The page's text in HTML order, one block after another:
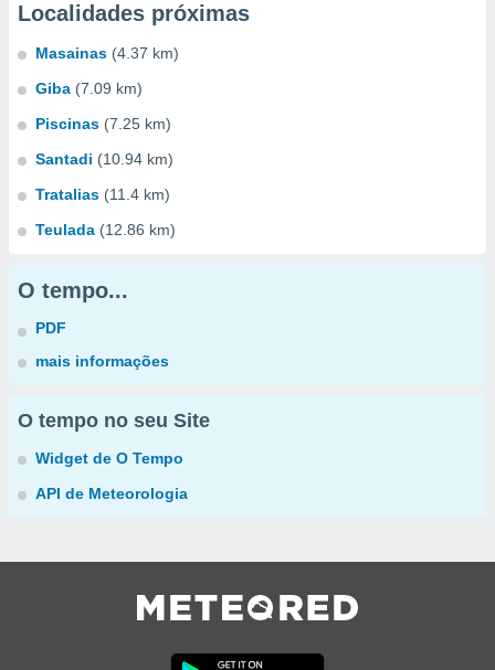
Localidades próximas
Masainas (4.37 km)
Giba (7.09 km)
Piscinas (7.25 km)
Santadi (10.94 km)
Tratalias (11.4 km)
Teulada (12.86 km)
O tempo...
PDF
mais informações
O tempo no seu Site
Widget de O Tempo
API de Meteorologia